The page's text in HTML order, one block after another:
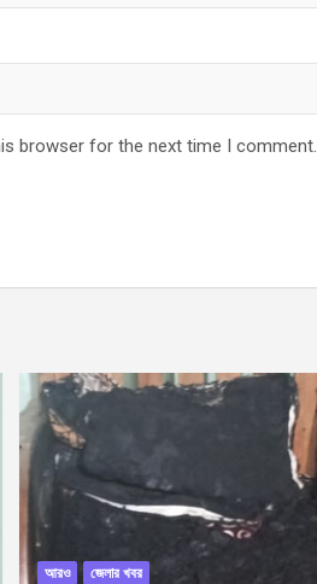
browser for the next time I comment.
আরও জেলার খবর